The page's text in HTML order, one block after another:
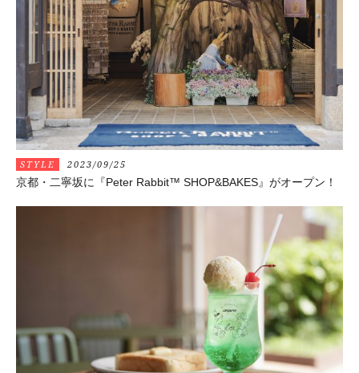
STYLE 2023/09/25
京都・二寧坂に『Peter Rabbit™ SHOP&BAKES』がオープン！